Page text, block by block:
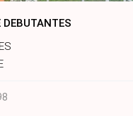
DEBUTANTES